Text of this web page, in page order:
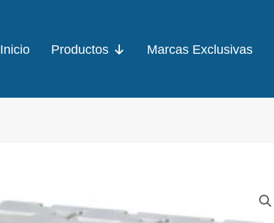
Inicio Productos Marcas Exclusivas